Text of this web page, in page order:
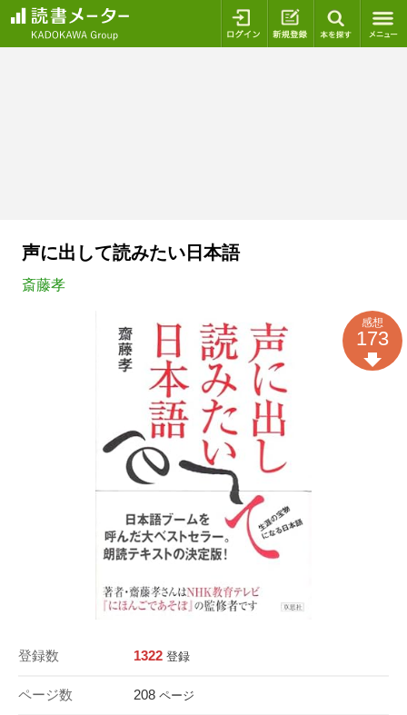
ログイン 新規登録
声に出して読みたい日本語
斎藤孝
登録数 1322 登録
ページ数 208 ページ
感想
173